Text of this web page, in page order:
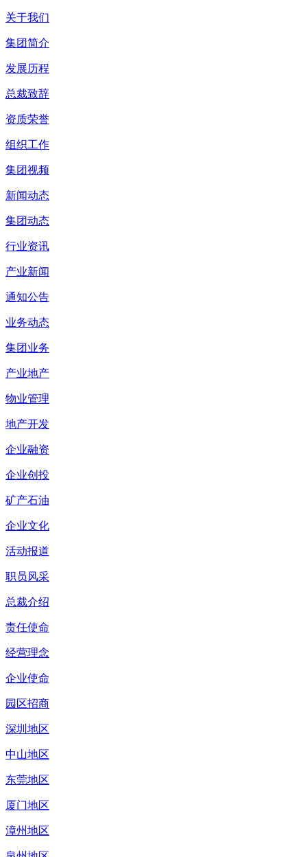
关于我们
集团简介
发展历程
总裁致辞
资质荣誉
组织工作
集团视频
新闻动态
集团动态
行业资讯
产业新闻
通知公告
业务动态
集团业务
产业地产
物业管理
地产开发
企业融资
企业创投
矿产石油
企业文化
活动报道
职员风采
总裁介绍
责任使命
经营理念
企业使命
园区招商
深圳地区
中山地区
东莞地区
厦门地区
漳州地区